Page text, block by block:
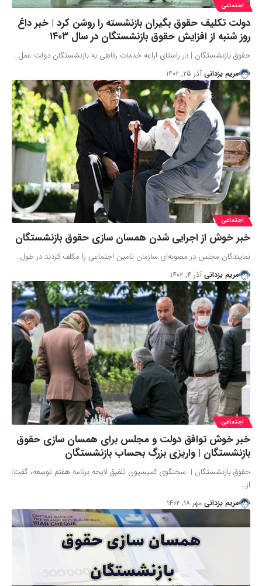
اجتماعی
دولت تکلیف حقوق بگیران بازنشسته را روشن کرد | خبر داغ
روز شنبه از افزایش حقوق بازنشستگان در سال ۱۴۰۳
حقوق بازنشستگان | در راستای اراعه ‌خدمات رفاهی به بازنشستگان دولت عمل…
مریم یزدانی آذر ۲۵, ۱۴۰۲
اجتماعی
خبر خوش از اجرایی شدن همسان سازی حقوق بازنشستگان
نمایندگان مجلس در مصوبه‌ای سازمان تامین اجتماعی را مکلف کردند در طول…
مریم یزدانی آذر ۴, ۱۴۰۲
اجتماعی
خبر خوش توافق دولت و مجلس برای همسان سازی حقوق
بازنشستگان | واریزی بزرگ بحساب بازنشستگان
حقوق بازنشستگان | سخنگوی کمیسیون تلفیق لایحه برنامه هفتم توسعه، گفت:
از…
مریم یزدانی مهر ۱۸, ۱۴۰۲